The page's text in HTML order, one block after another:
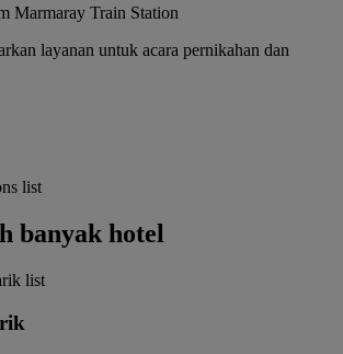
Marmaray Train Station
layanan untuk acara pernikahan dan
list
banyak hotel
list